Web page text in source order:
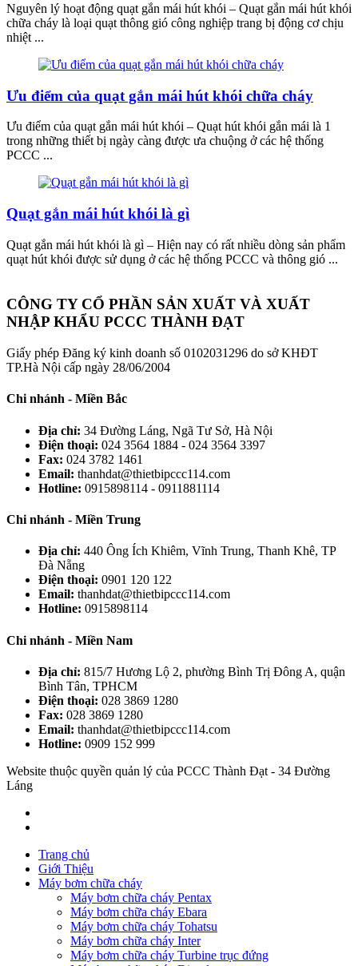
Nguyên lý hoạt động quạt gắn mái hút khói – Quạt gắn mái hút khói
chữa cháy là loại quạt thông gió công nghiệp trang bị động cơ chịu
nhiệt ...
Ưu điểm của quạt gắn mái hút khói chữa cháy
Ưu điểm của quạt gắn mái hút khói – Quạt hút khói gắn mái là 1
trong những thiết bị ngày càng được ưa chuộng ở các hệ thống
PCCC ...
Quạt gắn mái hút khói là gì
Quạt gắn mái hút khói là gì – Hiện nay có rất nhiều dòng sản phẩm
quạt hút khói được sử dụng ở các hệ thống PCCC và thông gió ...
CÔNG TY CỔ PHẦN SẢN XUẤT VÀ XUẤT
NHẬP KHẨU PCCC THÀNH ĐẠT
Giấy phép Đăng ký kinh doanh số 0102031296 do sở KHĐT
TP.Hà Nội cấp ngày 28/06/2004
Chi nhánh - Miền Bắc
Địa chỉ: 34 Đường Láng, Ngã Tư Sở, Hà Nội
Điện thoại: 024 3564 1884 - 024 3564 3397
Fax: 024 3782 1461
Email: thanhdat@thietbipccc114.com
Hotline: 0915898114 - 0911881114
Chi nhánh - Miền Trung
Địa chỉ: 440 Ông Ích Khiêm, Vĩnh Trung, Thanh Khê, TP
Đà Nẵng
Điện thoại: 0901 120 122
Email: thanhdat@thietbipccc114.com
Hotline: 0915898114
Chi nhánh - Miền Nam
Địa chỉ: 815/7 Hương Lộ 2, phường Bình Trị Đông A, quận
Bình Tân, TPHCM
Điện thoại: 028 3869 1280
Fax: 028 3869 1280
Email: thanhdat@thietbipccc114.com
Hotline: 0909 152 999
Website thuộc quyền quản lý của PCCC Thành Đạt - 34 Đường
Láng
Trang chủ
Giới Thiệu
Máy bơm chữa cháy
Máy bơm chữa cháy Pentax
Máy bơm chữa cháy Ebara
Máy bơm chữa cháy Tohatsu
Máy bơm chữa cháy Inter
Máy bơm chữa cháy Turbine trục đứng